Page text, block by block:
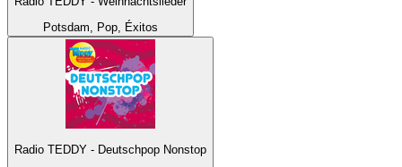
Potsdam, Pop, Éxitos
Radio TEDDY - Deutschpop Nonstop